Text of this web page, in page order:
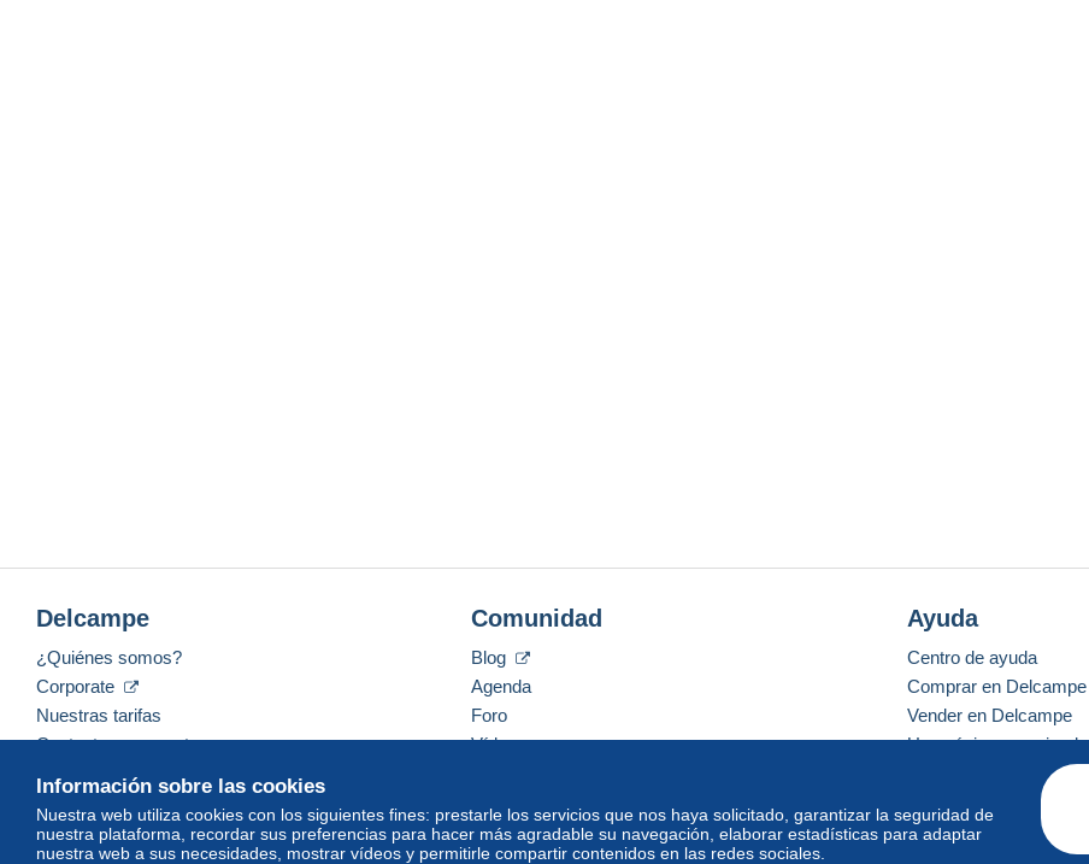
Información sobre las cookies
Nuestra web utiliza cookies con los siguientes fines: prestarle los servicios que nos haya solicitado, garantizar la seguridad de
nuestra plataforma, recordar sus preferencias para hacer más agradable su navegación, elaborar estadísticas para adaptar
nuestra web a sus necesidades, mostrar vídeos y permitirle compartir contenidos en las redes sociales.
Delcampe
¿Quiénes somos?
Corporate
Nuestras tarifas
Contacte con nosotros
Comunidad
Blog
Agenda
Foro
Vídeos
Ayuda
Centro de ayuda
Comprar en Delcampe
Vender en Delcampe
Una página securizada
Español USD America/Indiana/Vevay Modo estándar